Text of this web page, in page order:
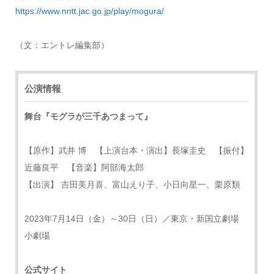
https://www.nntt.jac.go.jp/play/mogura/
（文：エントレ編集部）
公演情報
舞台『モグラが三千あつまって』
【原作】武井 博 【上演台本・演出】長塚圭史 【振付】
近藤良平 【音楽】阿部海太郎
【出演】 吉田美月喜、富山えり子、小日向星一、栗原類
2023年7月14日（金）～30日（日）／東京・新国立劇場
小劇場
公式サイト